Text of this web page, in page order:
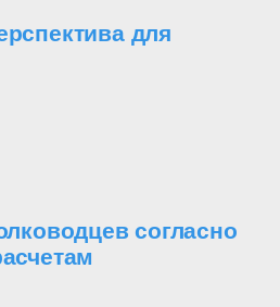
для
согласно